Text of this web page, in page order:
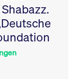
Leistung der Website
zu messen. Es handelt
sich um ein Muster-
Cookie, bei dem auf
das Präfix _pk_ses
eine kurze Reihe von
6
Monate
Dieses Cookie dient
Speicherung der
Einwilligungs- und
des Nutzers für ihre
Interaktion mit der